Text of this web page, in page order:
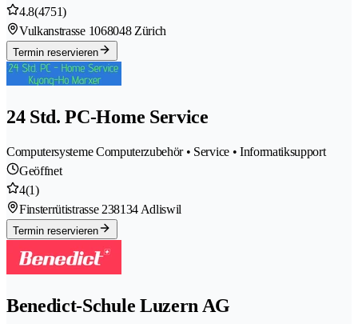
4.8(4751)
Vulkanstrasse 1068048 Zürich
Termin reservieren
24 Std. PC-Home Service
Computersysteme Computerzubehör • Service • Informatiksupport
Geöffnet
4(1)
Finsterrütistrasse 238134 Adliswil
Termin reservieren
Benedict-Schule Luzern AG